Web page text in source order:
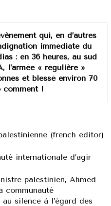
qui, en d’autres
immédiate du
: en 36 heures, au sud
l’armée « régulière »
et blessé environ 70
comment !
(french editor)
internationale d’agir
palestinien, Ahmed
communauté
silence à l’égard des